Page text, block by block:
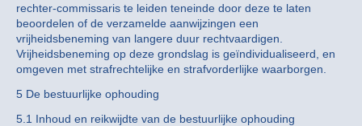
rechter-commissaris te leiden teneinde door deze te laten
beoordelen of de verzamelde aanwijzingen een
vrijheidsbeneming van langere duur rechtvaardigen.
Vrijheidsbeneming op deze grondslag is geïndividualiseerd, en
omgeven met strafrechtelijke en strafvorderlijke waarborgen.
5 De bestuurlijke ophouding
5.1 Inhoud en reikwijdte van de bestuurlijke ophouding